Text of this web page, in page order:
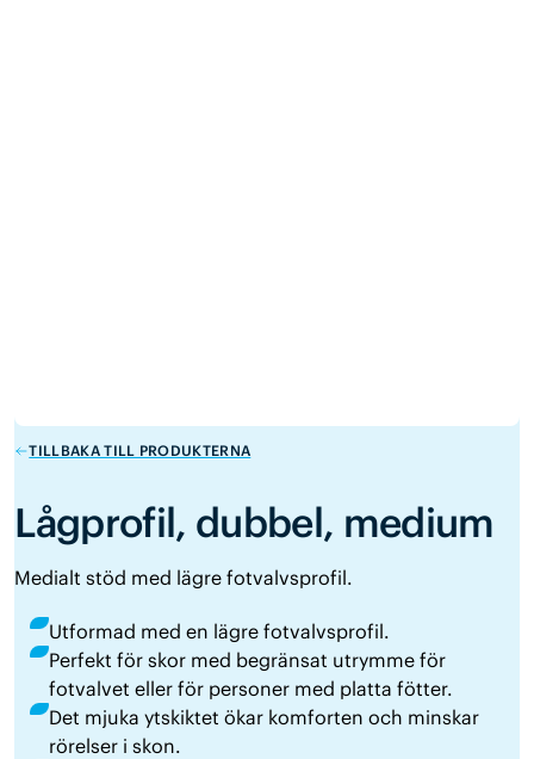
TILLBAKA TILL PRODUKTERNA
Lågprofil, dubbel, medium
Medialt stöd med lägre fotvalvsprofil.
Utformad med en lägre fotvalvsprofil.
Perfekt för skor med begränsat utrymme för
fotvalvet eller för personer med platta fötter.
Det mjuka ytskiktet ökar komforten och minskar
rörelser i skon.